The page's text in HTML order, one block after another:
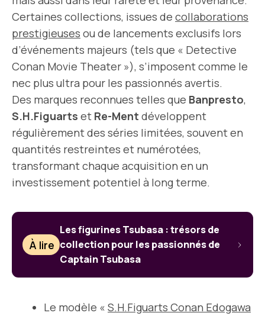
Certaines collections, issues de collaborations
prestigieuses ou de lancements exclusifs lors
d’événements majeurs (tels que « Detective
Conan Movie Theater »), s’imposent comme le
nec plus ultra pour les passionnés avertis.
Des marques reconnues telles que Banpresto,
S.H.Figuarts et Re-Ment développent
régulièrement des séries limitées, souvent en
quantités restreintes et numérotées,
transformant chaque acquisition en un
investissement potentiel à long terme.
À lire
Les figurines Tsubasa : trésors de
collection pour les passionnés de
Captain Tsubasa
Le modèle « S.H.Figuarts Conan Edogawa